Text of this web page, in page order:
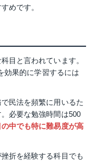
めです。
目と言われています。
効果的に学習するには
民法を頻繁に用いるた
必要な勉強時間は500
中でも特に難易度が高
折を経験する科目でも